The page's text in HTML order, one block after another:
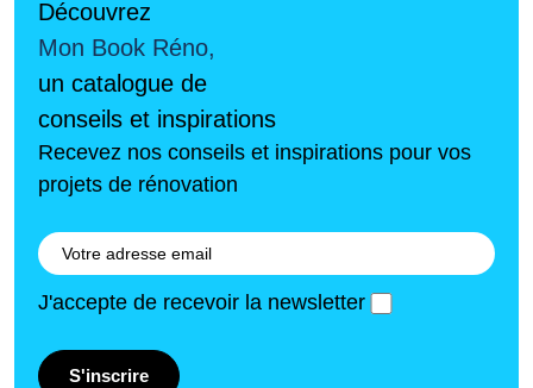
Découvrez
Mon Book Réno,
un catalogue de
conseils et inspirations
Recevez nos conseils et inspirations pour vos
projets de rénovation
J'accepte de recevoir la newsletter
S'inscrire